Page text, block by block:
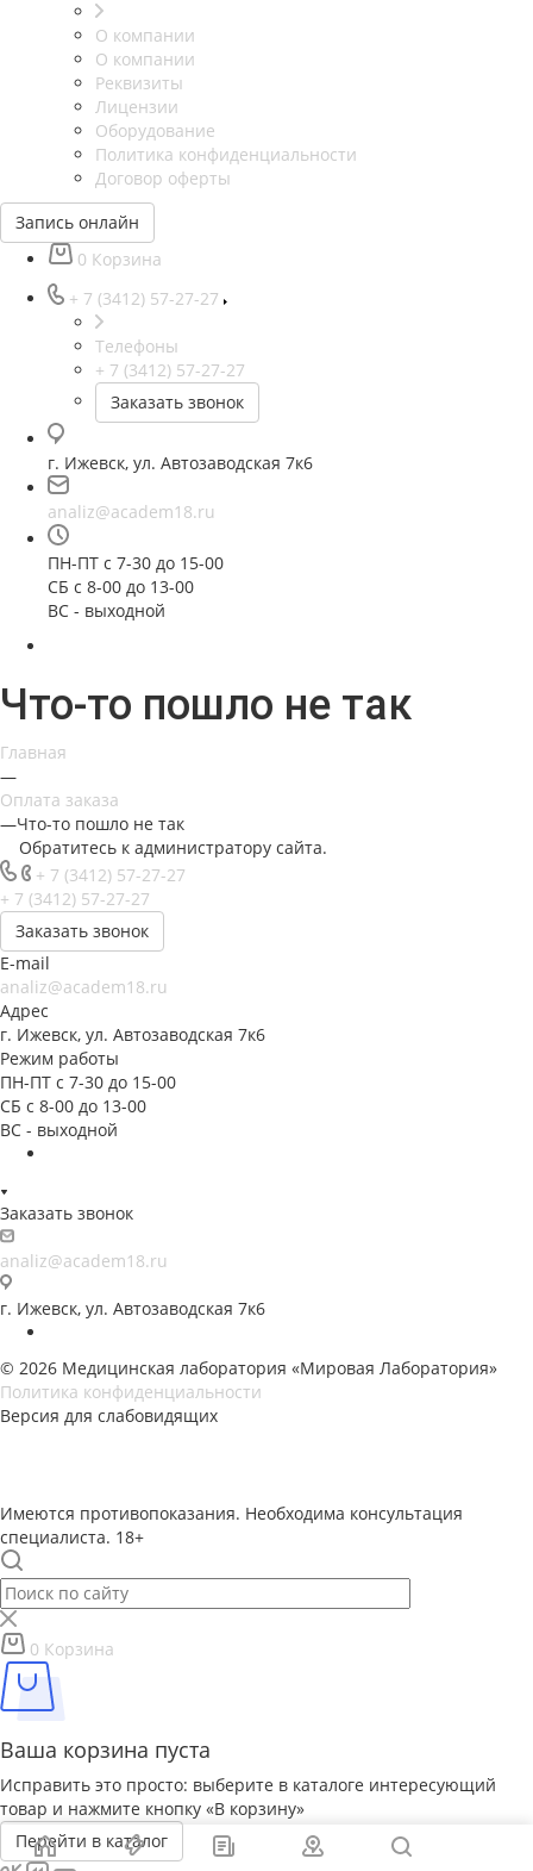
О компании
О компании
Реквизиты
Лицензии
Оборудование
Политика конфиденциальности
Договор оферты
Запись онлайн
0 Корзина
+ 7 (3412) 57-27-27
Телефоны
+ 7 (3412) 57-27-27
Заказать звонок
г. Ижевск, ул. Автозаводская 7к6
analiz@academ18.ru
ПН-ПТ с 7-30 до 15-00
СБ с 8-00 до 13-00
ВС - выходной
Что-то пошло не так
Главная
—
Оплата заказа
—Что-то пошло не так
Обратитесь к администратору сайта.
+ 7 (3412) 57-27-27
+ 7 (3412) 57-27-27
Заказать звонок
E-mail
analiz@academ18.ru
Адрес
г. Ижевск, ул. Автозаводская 7к6
Режим работы
ПН-ПТ с 7-30 до 15-00
СБ с 8-00 до 13-00
ВС - выходной
Заказать звонок
analiz@academ18.ru
г. Ижевск, ул. Автозаводская 7к6
© 2026 Медицинская лаборатория «Мировая Лаборатория»
Политика конфиденциальности
Версия для слабовидящих
Имеются противопоказания. Необходима консультация
специалиста. 18+
0 Корзина
Ваша корзина пуста
Исправить это просто: выберите в каталоге интересующий
товар и нажмите кнопку «В корзину»
Перейти в каталог